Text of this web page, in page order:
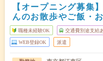
【オープニング募集
んのお散歩やご飯・
職種未経験OK 交通費別途支給
WEB登録OK 派遣